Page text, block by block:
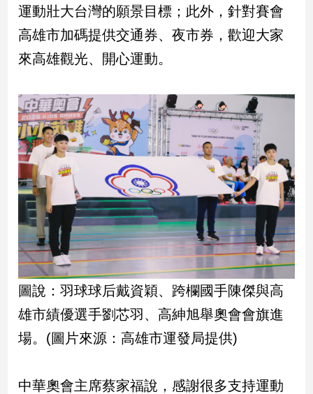
會/
地
方
新
病
毒
專
區
南
台
灣
觀
點
南
台
灣
觀
運動壯大台灣的願景目標；此外，針對賽會
高雄市加碼提供交通券、夜市券，歡迎大家
來高雄觀光、開心運動。
圖說：羽球球后戴資穎、跨欄國手陳傑與高
雄市績優選手劉芯羽、高紳旭舉奧會會旗進
場。(圖片來源：高雄市運發局提供)
中華奧會主席蔡家福說，感謝很多支持運動